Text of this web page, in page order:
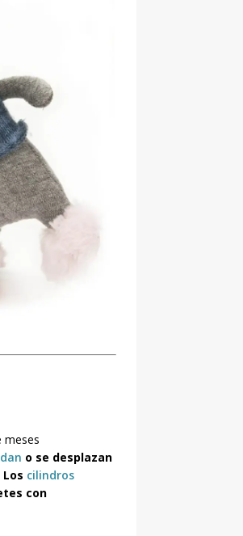
meses
o se desplazan
Los cilindros
con